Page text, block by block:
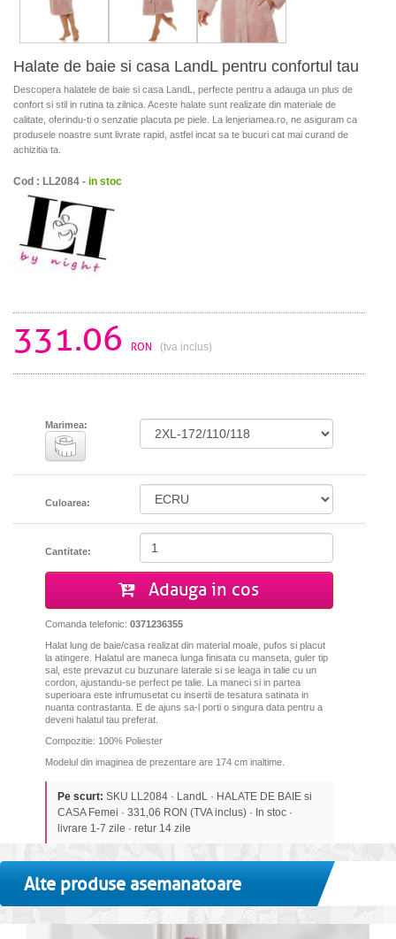
Halate de baie si casa LandL pentru confortul tau
Descopera halatele de baie si casa LandL, perfecte pentru a adauga un plus de
confort si stil in rutina ta zilnica. Aceste halate sunt realizate din materiale de
calitate, oferindu-ti o senzatie placuta pe piele. La lenjeriamea.ro, ne asiguram ca
produsele noastre sunt livrate rapid, astfel incat sa te bucuri cat mai curand de
achizitia ta.
Cod : LL2084 - in stoc
331.06 RON (tva inclus)
Marimea:
Culoarea:
Cantitate:
Adauga in cos
Comanda telefonic: 0371236355
Halat lung de baie/casa realizat din material moale, pufos si placut
la atingere. Halatul are maneca lunga finisata cu manseta, guler tip
sal, este prevazut cu buzunare laterale si se leaga in talie cu un
cordon, ajustandu-se perfect pe talie. La maneci si in partea
superioara este infrumusetat cu insertii de tesatura satinata in
nuanta contrastanta. E de ajuns sa-l porti o singura data pentru a
deveni halatul tau preferat.
Compozitie: 100% Poliester
Modelul din imaginea de prezentare are 174 cm inaltime.
Pe scurt: SKU LL2084 · LandL · HALATE DE BAIE si
CASA Femei · 331,06 RON (TVA inclus) · In stoc ·
livrare 1-7 zile · retur 14 zile
Alte produse asemanatoare